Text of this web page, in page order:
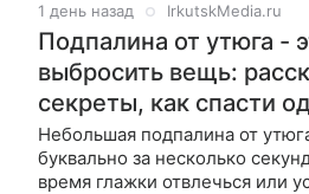
1 день назад IrkutskMedia.ru
Подпалина от утюга -
выбросить вещь:
секреты, как спасти
Небольшая подпалина от
буквально за несколько
время глажки отвлечься или